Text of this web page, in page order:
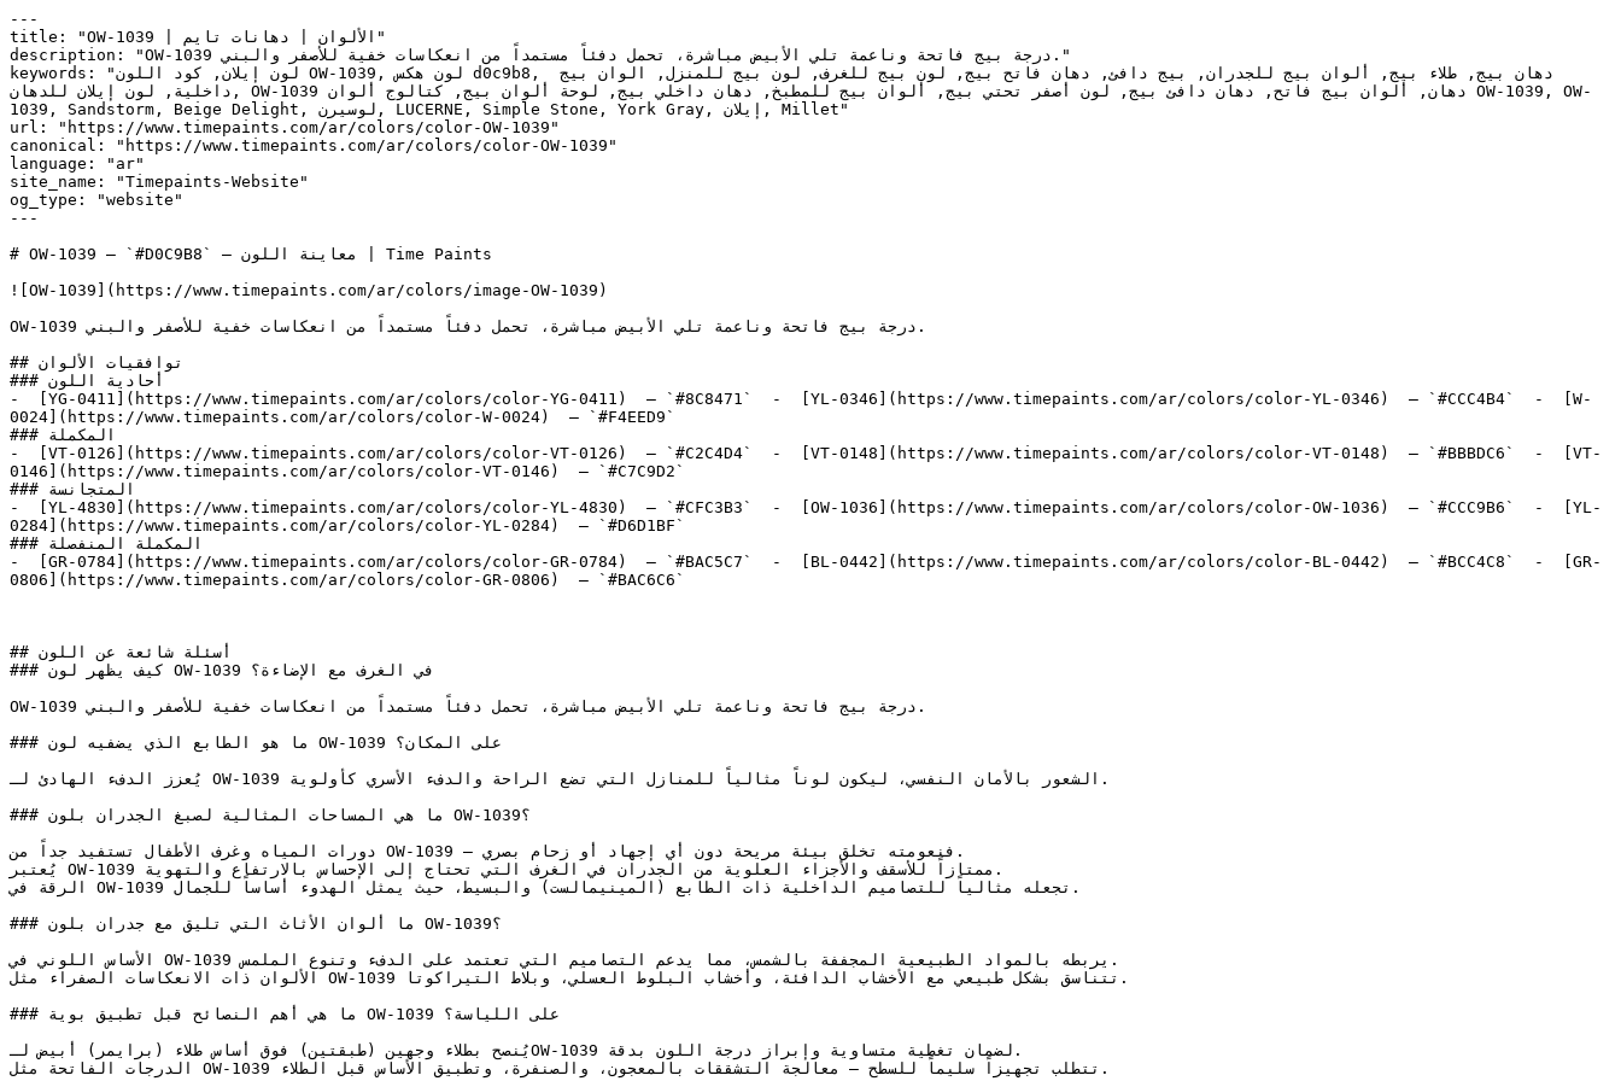
---
title: "OW-1039 | الألوان | دهانات تايم"
description: "OW-1039 درجة بيج فاتحة وناعمة تلي الأبيض مباشرة، تحمل دفئاً مستمداً من انعكاسات خفية للأصفر والبني."
keywords: "لون إيلان, كود اللون OW-1039, لون هكس d0c9b8, دهان بيج, طلاء بيج, ألوان بيج للجدران, بيج دافئ, دهان فاتح بيج, لون بيج للغرف, لون بيج للمنزل, الوان بيج
داخلية, لون إيلان للدهان, OW-1039 دهان, ألوان بيج فاتح, دهان دافئ بيج, لون أصفر تحتي بيج, ألوان بيج للمطبخ, دهان داخلي بيج, لوحة ألوان بيج, كتالوج ألوان OW-1039, OW-
1039, Sandstorm, Beige Delight, لوسيرن, LUCERNE, Simple Stone, York Gray, إيلان, Millet"
url: "https://www.timepaints.com/ar/colors/color-OW-1039"
canonical: "https://www.timepaints.com/ar/colors/color-OW-1039"
language: "ar"
site_name: "Timepaints-Website"
og_type: "website"
---
# OW-1039 — `#D0C9B8` — معاينة اللون | Time Paints
![OW-1039](https://www.timepaints.com/ar/colors/image-OW-1039)
OW-1039 درجة بيج فاتحة وناعمة تلي الأبيض مباشرة، تحمل دفئاً مستمداً من انعكاسات خفية للأصفر والبني.
## توافقيات الألوان
### أحادية اللون
-  [YG-0411](https://www.timepaints.com/ar/colors/color-YG-0411)  — `#8C8471`  -  [YL-0346](https://www.timepaints.com/ar/colors/color-YL-0346)  — `#CCC4B4`  -  [W-
0024](https://www.timepaints.com/ar/colors/color-W-0024)  — `#F4EED9`
### المكملة
-  [VT-0126](https://www.timepaints.com/ar/colors/color-VT-0126)  — `#C2C4D4`  -  [VT-0148](https://www.timepaints.com/ar/colors/color-VT-0148)  — `#BBBDC6`  -  [VT-
0146](https://www.timepaints.com/ar/colors/color-VT-0146)  — `#C7C9D2`
### المتجانسة
-  [YL-4830](https://www.timepaints.com/ar/colors/color-YL-4830)  — `#CFC3B3`  -  [OW-1036](https://www.timepaints.com/ar/colors/color-OW-1036)  — `#CCC9B6`  -  [YL-
0284](https://www.timepaints.com/ar/colors/color-YL-0284)  — `#D6D1BF`
### المكملة المنفصلة
-  [GR-0784](https://www.timepaints.com/ar/colors/color-GR-0784)  — `#BAC5C7`  -  [BL-0442](https://www.timepaints.com/ar/colors/color-BL-0442)  — `#BCC4C8`  -  [GR-
0806](https://www.timepaints.com/ar/colors/color-GR-0806)  — `#BAC6C6`
## أسئلة شائعة عن اللون
### كيف يظهر لون OW-1039 في الغرف مع الإضاءة؟
OW-1039 درجة بيج فاتحة وناعمة تلي الأبيض مباشرة، تحمل دفئاً مستمداً من انعكاسات خفية للأصفر والبني.
### ما هو الطابع الذي يضفيه لون OW-1039 على المكان؟
يُعزز الدفء الهادئ لـ OW-1039 الشعور بالأمان النفسي، ليكون لوناً مثالياً للمنازل التي تضع الراحة والدفء الأسري كأولوية.
### ما هي المساحات المثالية لصبغ الجدران بلون OW-1039؟
دورات المياه وغرف الأطفال تستفيد جداً من OW-1039 — فنعومته تخلق بيئة مريحة دون أي إجهاد أو زحام بصري.
يُعتبر OW-1039 ممتازاً للأسقف والأجزاء العلوية من الجدران في الغرف التي تحتاج إلى الإحساس بالارتفاع والتهوية.
الرقة في OW-1039 تجعله مثالياً للتصاميم الداخلية ذات الطابع (المينيمالست) والبسيط، حيث يمثل الهدوء أساساً للجمال.
### ما ألوان الأثاث التي تليق مع جدران بلون OW-1039؟
الأساس اللوني في OW-1039 يربطه بالمواد الطبيعية المجففة بالشمس، مما يدعم التصاميم التي تعتمد على الدفء وتنوع الملمس.
الألوان ذات الانعكاسات الصفراء مثل OW-1039 تتناسق بشكل طبيعي مع الأخشاب الدافئة، وأخشاب البلوط العسلي، وبلاط التيراكوتا.
### ما هي أهم النصائح قبل تطبيق بوية OW-1039 على اللياسة؟
يُنصح بطلاء وجهين (طبقتين) فوق أساس طلاء (برايمر) أبيض لـOW-1039 لضمان تغطية متساوية وإبراز درجة اللون بدقة.
الدرجات الفاتحة مثل OW-1039 تتطلب تجهيزاً سليماً للسطح — معالجة التشققات بالمعجون، والصنفرة، وتطبيق الأساس قبل الطلاء.